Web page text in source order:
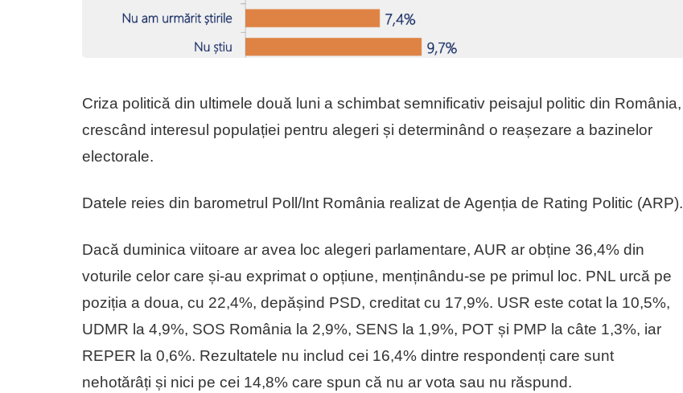
Criza politică din ultimele două luni a schimbat semnificativ peisajul politic din România,
crescând interesul populației pentru alegeri și determinând o reașezare a bazinelor
electorale.
Datele reies din barometrul Poll/Int România realizat de Agenția de Rating Politic (ARP).
Dacă duminica viitoare ar avea loc alegeri parlamentare, AUR ar obține 36,4% din
voturile celor care și-au exprimat o opțiune, menținându-se pe primul loc. PNL urcă pe
poziția a doua, cu 22,4%, depășind PSD, creditat cu 17,9%. USR este cotat la 10,5%,
UDMR la 4,9%, SOS România la 2,9%, SENS la 1,9%, POT și PMP la câte 1,3%, iar
REPER la 0,6%. Rezultatele nu includ cei 16,4% dintre respondenți care sunt
nehotărâți și nici pe cei 14,8% care spun că nu ar vota sau nu răspund.